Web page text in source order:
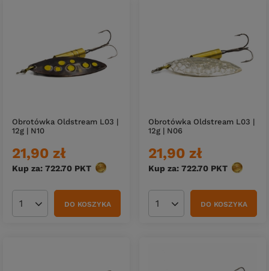
Obrotówka Oldstream L03 |
12g | N10
21,90 zł
Kup za: 722.70 PKT punktów
Ilość produktówDO KOSZYKA
Obrotówka Oldstream L03 |
12g | N06
21,90 zł
Kup za: 722.70 PKT punktów
Ilość produktówDO KOSZYKA